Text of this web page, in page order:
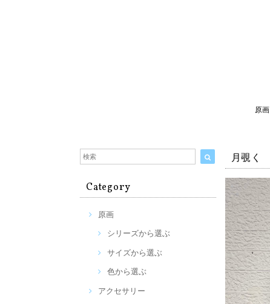
原画
Category
原画
シリーズから選ぶ
サイズから選ぶ
色から選ぶ
アクセサリー
月覗く